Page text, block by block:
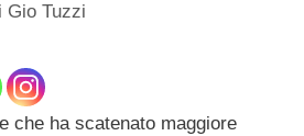
Gio Tuzzi
che ha scatenato maggiore